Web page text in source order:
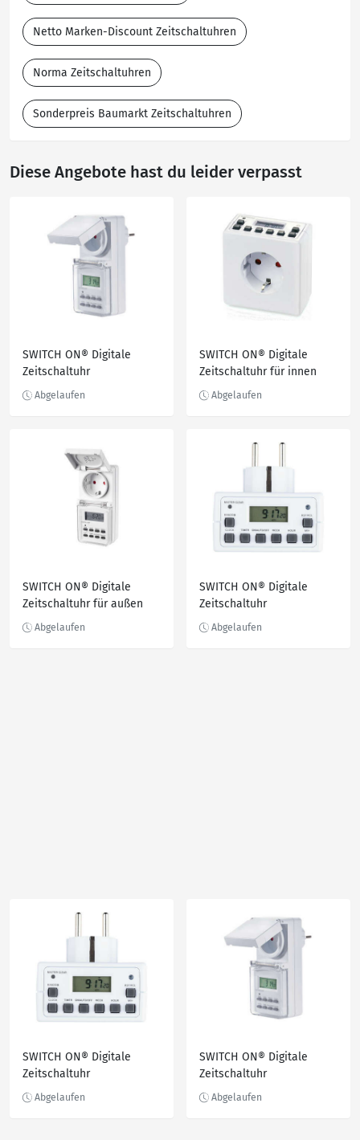
Netto Marken-Discount Zeitschaltuhren
Norma Zeitschaltuhren
Sonderpreis Baumarkt Zeitschaltuhren
Diese Angebote hast du leider verpasst
SWITCH ON® Digitale
Zeitschaltuhr
SWITCH ON® Digitale
Zeitschaltuhr für innen
SWITCH ON® Digitale
Zeitschaltuhr für außen
SWITCH ON® Digitale
Zeitschaltuhr
SWITCH ON® Digitale
Zeitschaltuhr
SWITCH ON® Digitale
Zeitschaltuhr